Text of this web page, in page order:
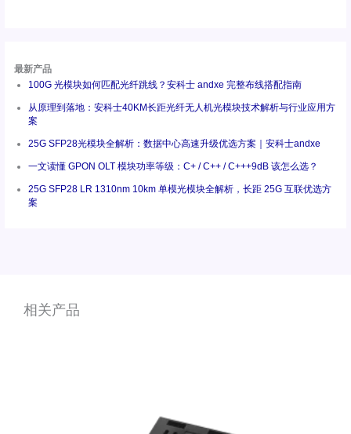
最新产品
100G 光模块如何匹配光纤跳线？安科士 andxe 完整布线搭配指南
从原理到落地：安科士40KM长距光纤无人机光模块技术解析与行业应用方
案
25G SFP28光模块全解析：数据中心高速升级优选方案｜安科士andxe
一文读懂 GPON OLT 模块功率等级：C+ / C++ / C+++9dB 该怎么选？
25G SFP28 LR 1310nm 10km 单模光模块全解析，长距 25G 互联优选方
案
相关产品